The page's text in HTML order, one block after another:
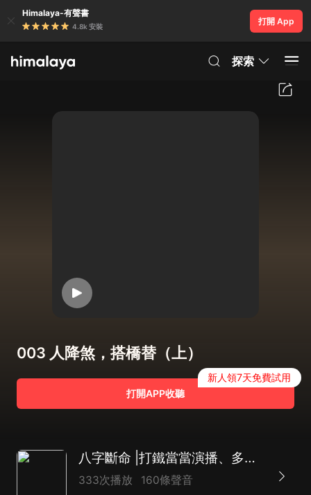
Himalaya-有聲書
4.8k 安裝
打開 App
探索
003 人降煞，搭橋替（上）
打開APP收聽
新人領7天免費試用
八字斷命 |打鐵當當演播、多播|懸疑|靈異
333次播放 160條聲音